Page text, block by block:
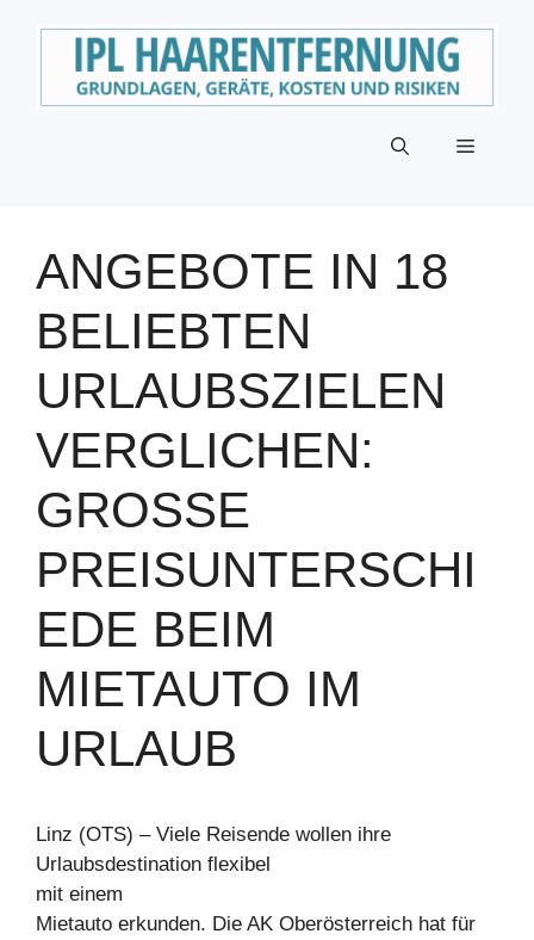
Menü
ANGEBOTE IN 18
BELIEBTEN
URLAUBSZIELEN
VERGLICHEN:
GROSSE P
REISUNTERSCHIE
DE BEIM M
IETAUTO IM U
RLAUB
Linz (OTS) – Viele Reisende wollen ihre
Urlaubsdestination flexibel
mit einem
Mietauto erkunden. Die AK Oberösterreich hat für